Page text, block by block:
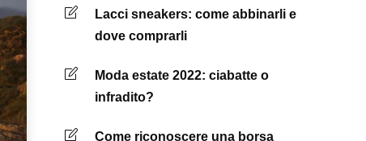
Lacci sneakers: come abbinarli e
dove comprarli
Moda estate 2022: ciabatte o
infradito?
Come riconoscere una borsa